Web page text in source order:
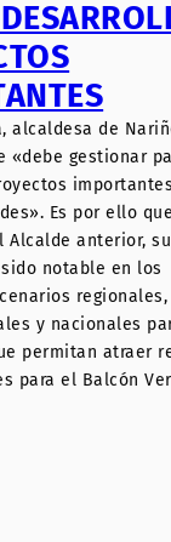
alcaldesa de
«debe gestionar
Es por ello
Alcalde anterior, su
notable en los
regionales,
y nacionales
permitan atraer
para el Balcón